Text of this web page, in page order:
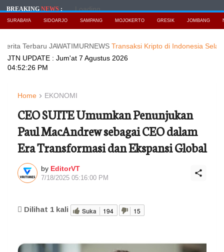
BREAKINGNEWS: Loading...
SURABAYA SIDOARJO SAMPANG MOJOKERTO GRESIK JOMBANG
JAWATIMURNEWSTransaksi Kripto di Indonesia Selalu
JTN UPDATE : Jum'at 7 Agustus 2026
04:52:28 PM
Home EKONOMI
CEO SUITE Umumkan Penunjukan
Paul MacAndrew sebagai CEO dalam
Era Transformasi dan Ekspansi Global
by EditorVT
7/18/2025 05:16:00 PM
Dilihat 1 kali Suka 194 15